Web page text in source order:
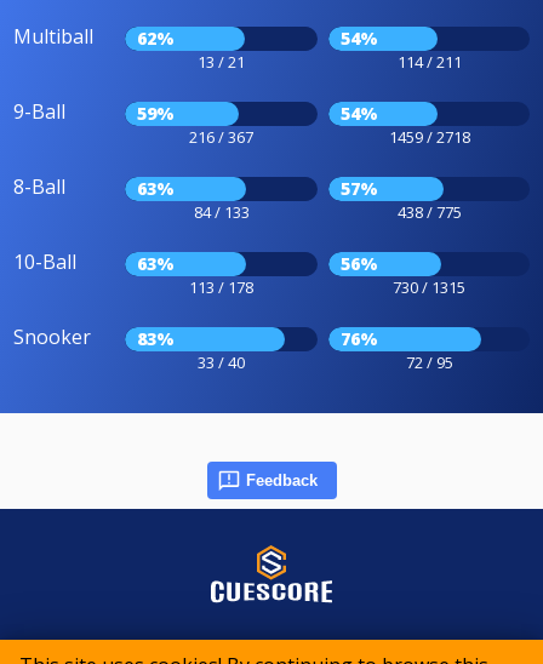
Multiball 62%
13 / 21
54%
114 / 211
9-Ball 59%
216 / 367
54%
1459 / 2718
8-Ball 63%
84 / 133
57%
438 / 775
10-Ball 63%
113 / 178
56%
730 / 1315
Snooker 83%
33 / 40
76%
72 / 95
Feedback
© 2015-2026 CueScore International